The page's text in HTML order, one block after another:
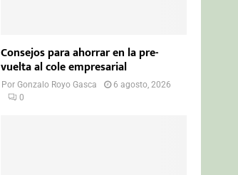
Consejos para ahorrar en la pre-
vuelta al cole empresarial
PorGonzalo Royo Gasca
6 agosto, 2026
0